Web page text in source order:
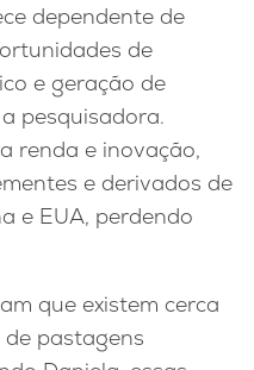
dependente de
de
e geração de
pesquisadora.
renda e inovação,
e derivados de
e EUA, perdendo
que existem cerca
pastagens